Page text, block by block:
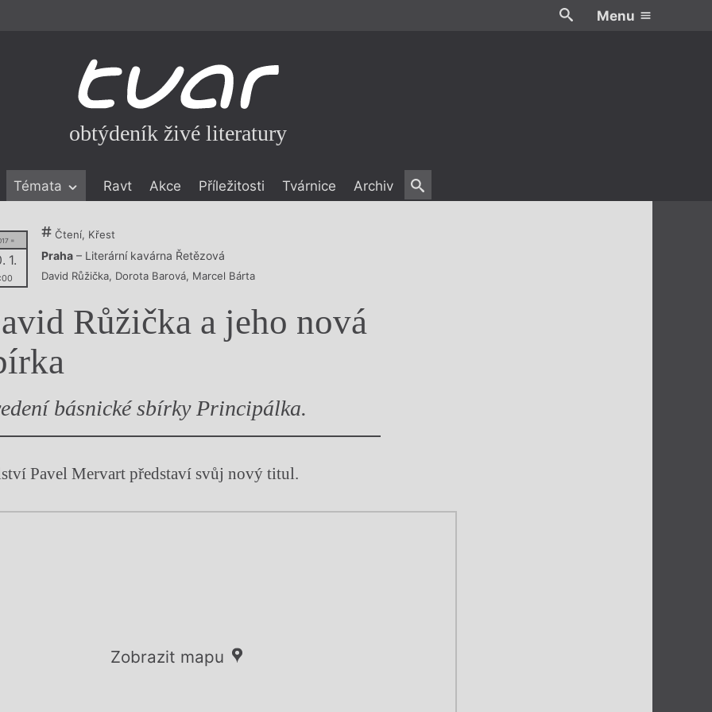
Menu
obtýdeník živé literatury
Témata Ravt Akce Příležitosti Tvárnice Archiv
=
1.
Čtení, Křest
Praha – Literární kavárna Řetězová
David Růžička, Dorota Barová, Marcel Bárta
Růžička a jeho nová
básnické sbírky Principálka.
Pavel Mervart představí svůj nový titul.
Zobrazit mapu